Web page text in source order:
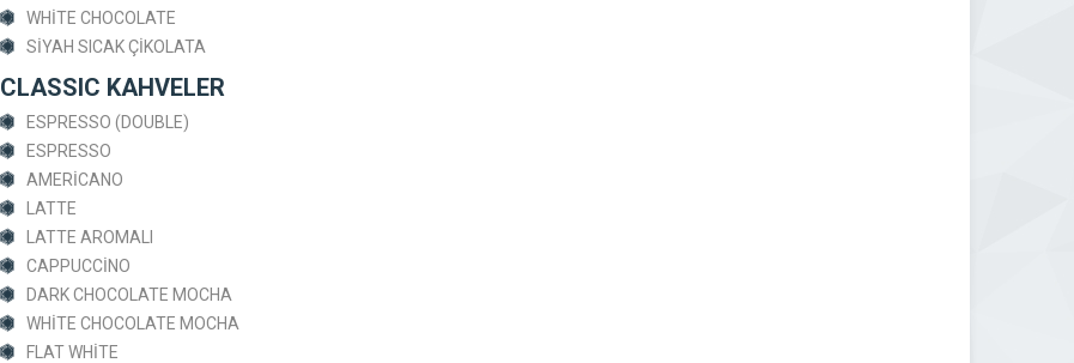
WHİTE CHOCOLATE
SİYAH SICAK ÇİKOLATA
CLASSIC KAHVELER
ESPRESSO (DOUBLE)
ESPRESSO
AMERİCANO
LATTE
LATTE AROMALI
CAPPUCCİNO
DARK CHOCOLATE MOCHA
WHİTE CHOCOLATE MOCHA
FLAT WHİTE